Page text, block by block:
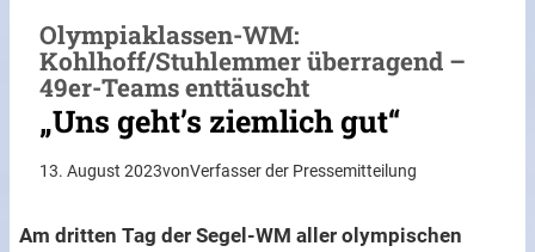
Olympiaklassen-WM:
Kohlhoff/Stuhlemmer überragend –
49er-Teams enttäuscht
„Uns geht’s ziemlich gut“
13. August 2023vonVerfasser der Pressemitteilung
Am dritten Tag der Segel-WM aller olympischen